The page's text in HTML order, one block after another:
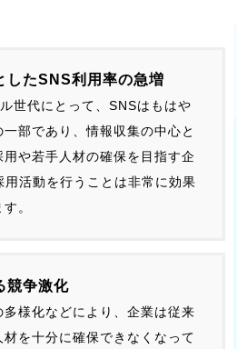
したSNS利用率の急増
世代にとって、SNSはもはや
部であり、情報収集の中心と
や若手人材の確保を目指す企
活動を行うことは非常に効果
。
競争激化
様化などにより、企業は従来
を十分に確保できなくなって